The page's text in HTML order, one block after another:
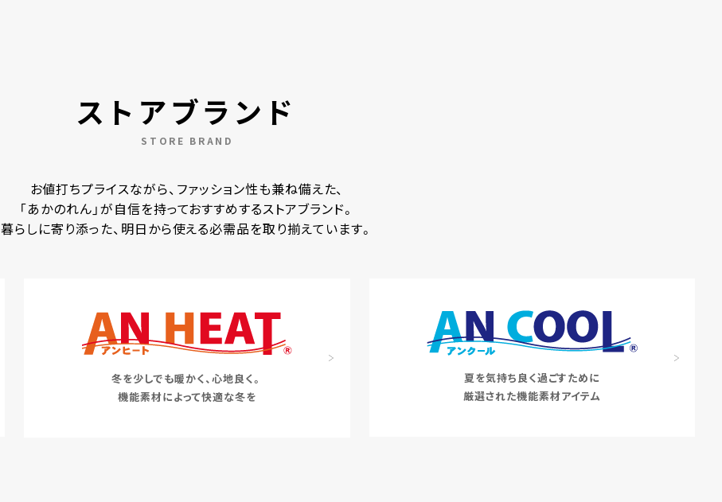
ストアブランド
STORE BRAND
お値打ちプライスながら、ファッション性も兼ね備えた、
「あかのれん」が自信を持っておすすめするストアブランド。
暮らしに寄り添った、明日から使える必需品を取り揃えています。
冬を少しでも暖かく、心地良く。
機能素材によって快適な冬を
夏を気持ち良く過ごすために
厳選された機能素材アイテム